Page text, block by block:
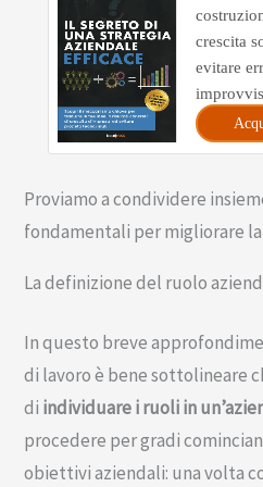
crescita
evitare
Proviamo a condividere
fondamentali per migliorare
La definizione del ruolo
In questo breve
di lavoro è bene sottolineare
di individuare i ruoli in
procedere per gradi
obiettivi aziendali: una volta